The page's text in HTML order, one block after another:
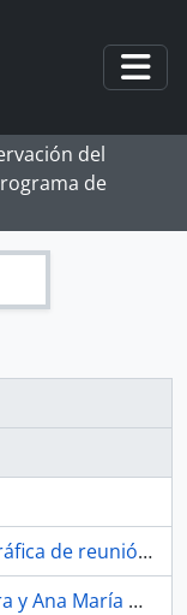
del
de
con Nicanor Parra
María del Re